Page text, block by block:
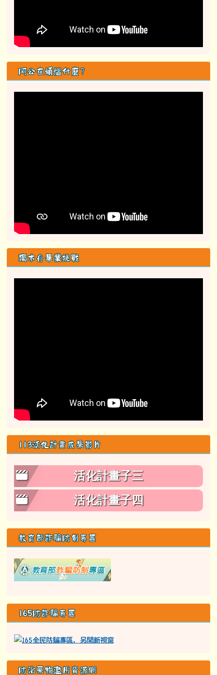
阿公在煩惱什麼？
獨木舟畢業挑戰
113活化計畫成果影片
活化計畫子三
活化計畫子四
教育部詐騙防制專區
165防詐騙專區
防治藥物濫用資源網